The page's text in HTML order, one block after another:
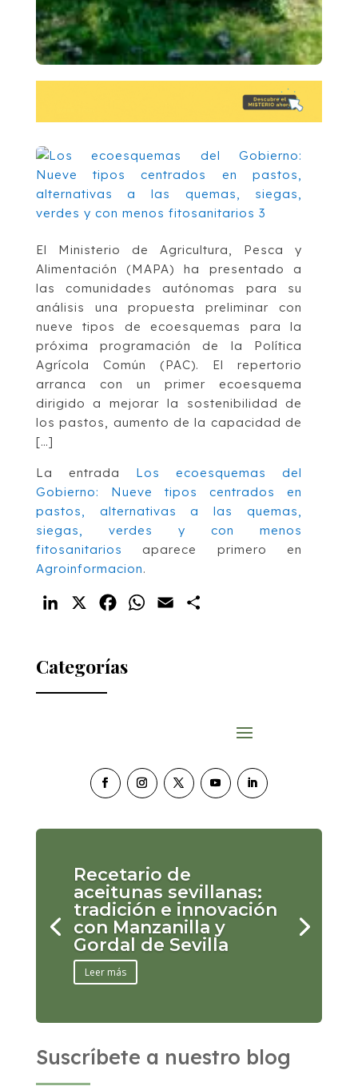
El Ministerio de Agricultura, Pesca y
Alimentación (MAPA) ha presentado a
las comunidades autónomas para su
análisis una propuesta preliminar con
nueve tipos de ecoesquemas para la
próxima programación de la Política
Agrícola Común (PAC). El repertorio
arranca con un primer ecoesquema
dirigido a mejorar la sostenibilidad de
los pastos, aumento de la capacidad de
[…]
La entrada Los ecoesquemas del
Gobierno: Nueve tipos centrados en
pastos, alternativas a las quemas,
siegas, verdes y con menos
fitosanitarios aparece primero en
Agroinformacion.
LinkedIn FacebookWhatsApp
Email
Categorías
Recetario de
aceitunas sevillanas:
tradición e innovación
con Manzanilla y
Gordal de Sevilla
Leer más
Suscríbete a nuestro blog